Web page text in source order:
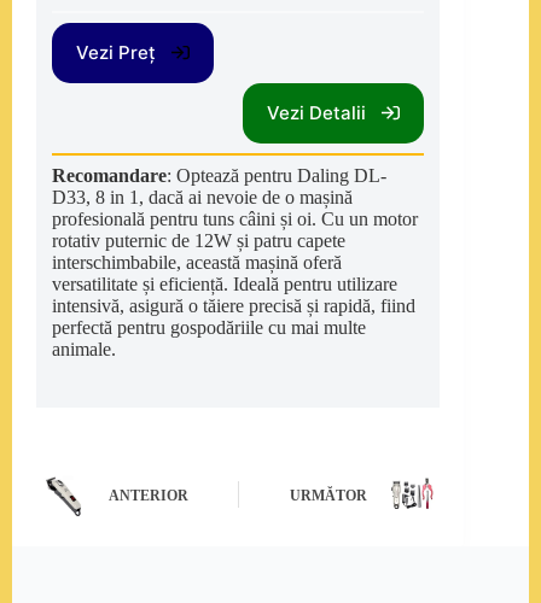
Vezi Preț
Vezi Detalii
Recomandare: Optează pentru Daling DL-
D33, 8 in 1, dacă ai nevoie de o mașină
profesională pentru tuns câini și oi. Cu un motor
rotativ puternic de 12W și patru capete
interschimbabile, această mașină oferă
versatilitate și eficiență. Ideală pentru utilizare
intensivă, asigură o tăiere precisă și rapidă, fiind
perfectă pentru gospodăriile cu mai multe
animale.
ANTERIOR URMĂTOR